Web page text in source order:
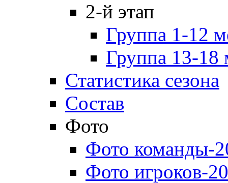
2-й этап
Группа 1-12
Группа 13-18
Статистика сезона
Состав
Фото
Фото команды-
Фото игроков-